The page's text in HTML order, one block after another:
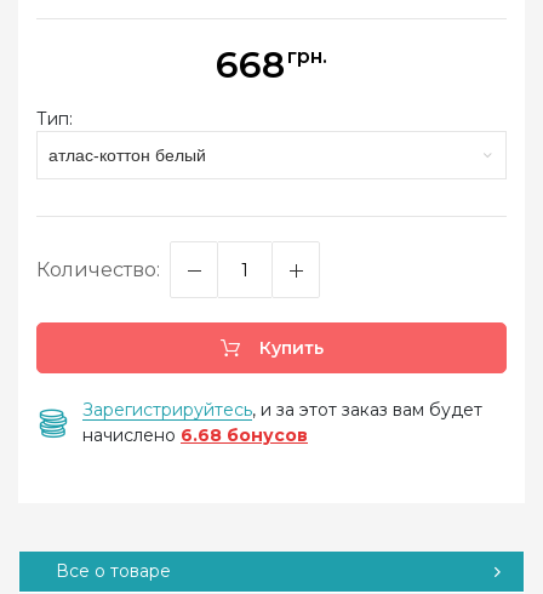
668 грн.
Тип:
атлас-коттон белый
Количество:
Купить
Зарегистрируйтесь, и за этот заказ вам будет
начислено 6.68 бонусов
Все о товаре